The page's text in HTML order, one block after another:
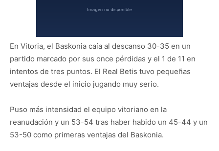
En Vitoria, el Baskonia caía al descanso 30-35 en un
partido marcado por sus once pérdidas y el 1 de 11 en
intentos de tres puntos. El Real Betis tuvo pequeñas
ventajas desde el inicio jugando muy serio.
Puso más intensidad el equipo vitoriano en la
reanudación y un 53-54 tras haber habido un 45-44 y un
53-50 como primeras ventajas del Baskonia.